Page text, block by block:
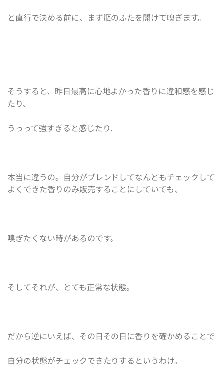
と直行で決める前に、まず瓶のふたを開けて嗅ぎます。
そうすると、昨日最高に心地よかった香りに違和感を感じ
たり、
うっって強すぎると感じたり、
本当に違うの。自分がブレンドしてなんどもチェックして
よくできた香りのみ販売することにしていても、
嗅ぎたくない時があるのです。
そしてそれが、とても正常な状態。
だから逆にいえば、その日その日に香りを確かめることで
自分の状態がチェックできたりするというわけ。